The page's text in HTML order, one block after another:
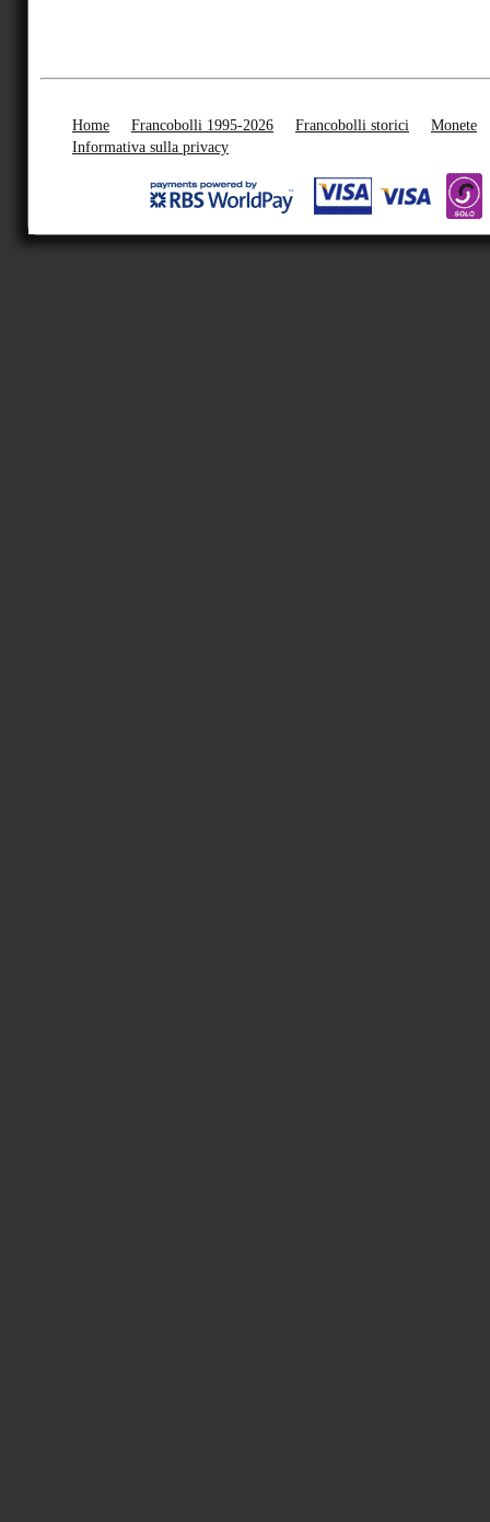
Home Francobolli 1995-2026 Francobolli storici
Monete
Informativa sulla privacy